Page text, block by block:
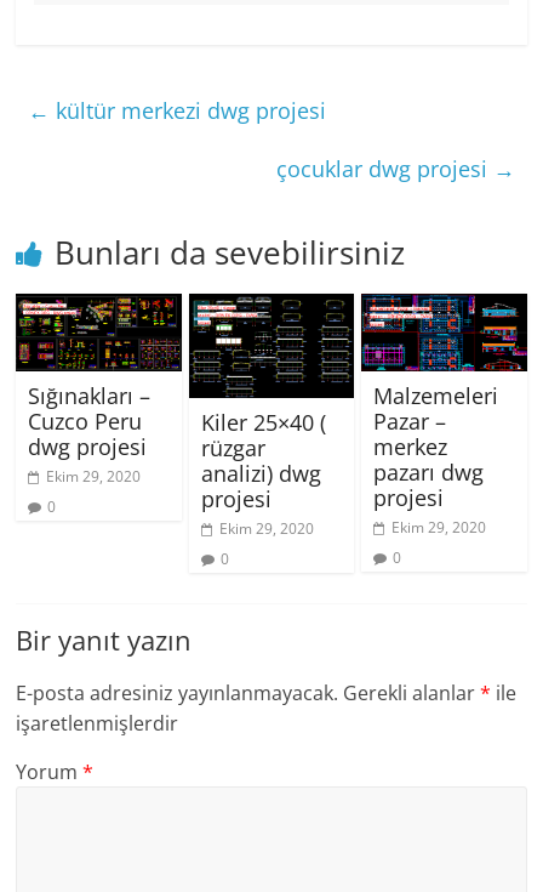
← kültür merkezi dwg projesi
çocuklar dwg projesi →
Bunları da sevebilirsiniz
Sığınakları –
Cuzco Peru
dwg projesi
Ekim 29, 2020
0
Kiler 25×40 (
rüzgar
analizi) dwg
projesi
Ekim 29, 2020
0
Malzemeleri
Pazar –
merkez
pazarı dwg
projesi
Ekim 29, 2020
0
Bir yanıt yazın
E-posta adresiniz yayınlanmayacak. Gerekli alanlar* ile
işaretlenmişlerdir
Yorum*